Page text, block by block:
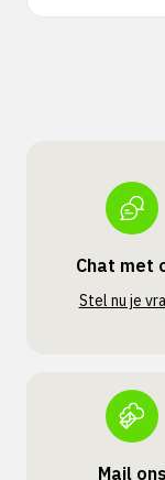
Chat met
Stel nu je
Mail ons